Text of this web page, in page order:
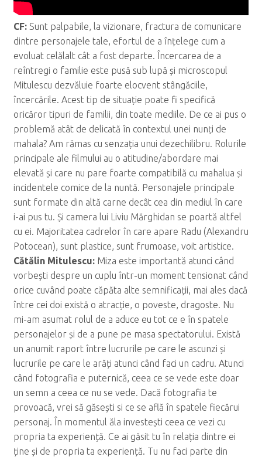
CF: Sunt palpabile, la vizionare, fractura de comunicare
dintre personajele tale, efortul de a înțelege cum a
evoluat celălalt cât a fost departe. Încercarea de a
reîntregi o familie este pusă sub lupă și microscopul
Mitulescu dezvăluie foarte elocvent stângăciile,
încercările. Acest tip de situație poate fi specifică
oricăror tipuri de familii, din toate mediile. De ce ai pus o
problemă atât de delicată în contextul unei nunți de
mahala? Am rămas cu senzația unui dezechilibru. Rolurile
principale ale filmului au o atitudine/abordare mai
elevată și care nu pare foarte compatibilă cu mahalua și
incidentele comice de la nuntă. Personajele principale
sunt formate din altă carne decât cea din mediul în care
i-ai pus tu. Și camera lui Liviu Mărghidan se poartă altfel
cu ei. Majoritatea cadrelor în care apare Radu (Alexandru
Potocean), sunt plastice, sunt frumoase, voit artistice.
Cătălin Mitulescu: Miza este importantă atunci când
vorbești despre un cuplu într-un moment tensionat când
orice cuvând poate căpăta alte semnificații, mai ales dacă
între cei doi există o atracție, o poveste, dragoste. Nu
mi-am asumat rolul de a aduce eu tot ce e în spatele
personajelor și de a pune pe masa spectatorului. Există
un anumit raport între lucrurile pe care le ascunzi și
lucrurile pe care le arăți atunci când faci un cadru. Atunci
când fotografia e puternică, ceea ce se vede este doar
un semn a ceea ce nu se vede. Dacă fotografia te
provoacă, vrei să găsești si ce se află în spatele fiecărui
personaj. În momentul ăla investești ceea ce vezi cu
propria ta experiență. Ce ai găsit tu în relația dintre ei
ține și de propria ta experiență. Tu nu faci parte din